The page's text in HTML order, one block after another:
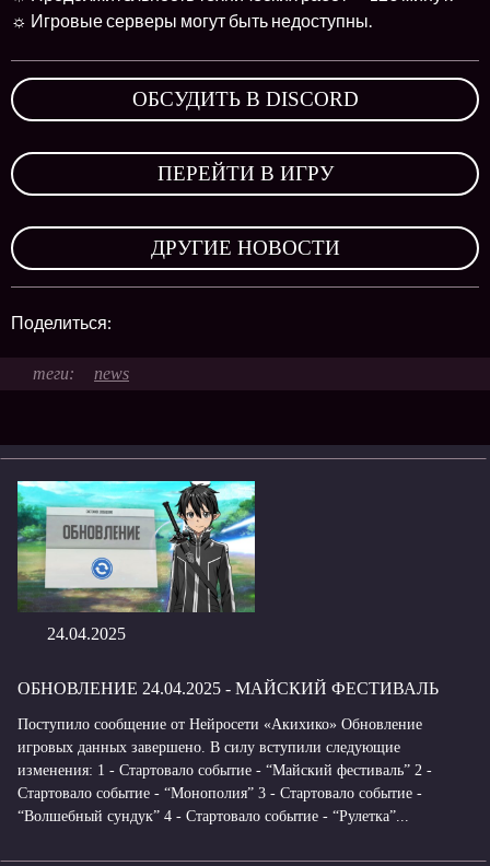
☼ Игровые серверы могут быть недоступны.
ОБСУДИТЬ В DISCORD
ПЕРЕЙТИ В ИГРУ
ДРУГИЕ НОВОСТИ
Поделиться:
news
24.04.2025
ОБНОВЛЕНИЕ 24.04.2025 - МАЙСКИЙ ФЕСТИВАЛЬ
Поступило сообщение от Нейросети «Акихико» Обновление
игровых данных завершено. В силу вступили следующие
изменения: 1 - Стартовало событие - “Майский фестиваль” 2 -
Стартовало событие - “Монополия” 3 - Стартовало событие -
“Волшебный сундук” 4 - Стартовало событие - “Рулетка”...